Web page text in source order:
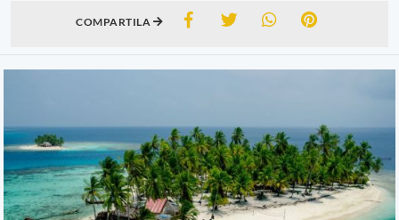
COMPARTILA